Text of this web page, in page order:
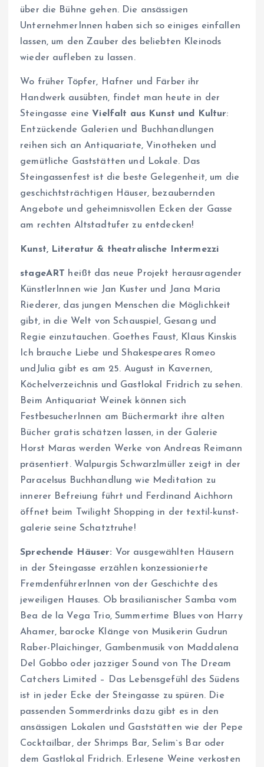
über die Bühne gehen. Die ansässigen
UnternehmerInnen haben sich so einiges einfallen
lassen, um den Zauber des beliebten Kleinods
wieder aufleben zu lassen.
Wo früher Töpfer, Hafner und Färber ihr
Handwerk ausübten, findet man heute in der
Steingasse eine Vielfalt aus Kunst und Kultur:
Entzückende Galerien und Buchhandlungen
reihen sich an Antiquariate, Vinotheken und
gemütliche Gaststätten und Lokale. Das
Steingassenfest ist die beste Gelegenheit, um die
geschichtsträchtigen Häuser, bezaubernden
Angebote und geheimnisvollen Ecken der Gasse
am rechten Altstadtufer zu entdecken!
Kunst, Literatur & theatralische Intermezzi
stageART heißt das neue Projekt herausragender
KünstlerInnen wie Jan Kuster und Jana Maria
Riederer, das jungen Menschen die Möglichkeit
gibt, in die Welt von Schauspiel, Gesang und
Regie einzutauchen. Goethes Faust, Klaus Kinskis
Ich brauche Liebe und Shakespeares Romeo
undJulia gibt es am 25. August in Kavernen,
Köchelverzeichnis und Gastlokal Fridrich zu sehen.
Beim Antiquariat Weinek können sich
FestbesucherInnen am Büchermarkt ihre alten
Bücher gratis schätzen lassen, in der Galerie
Horst Maras werden Werke von Andreas Reimann
präsentiert. Walpurgis Schwarzlmüller zeigt in der
Paracelsus Buchhandlung wie Meditation zu
innerer Befreiung führt und Ferdinand Aichhorn
öffnet beim Twilight Shopping in der textil-kunst-
galerie seine Schatztruhe!
Sprechende Häuser: Vor ausgewählten Häusern
in der Steingasse erzählen konzessionierte
FremdenführerInnen von der Geschichte des
jeweiligen Hauses. Ob brasilianischer Samba vom
Bea de la Vega Trio, Summertime Blues von Harry
Ahamer, barocke Klänge von Musikerin Gudrun
Raber-Plaichinger, Gambenmusik von Maddalena
Del Gobbo oder jazziger Sound von The Dream
Catchers Limited – Das Lebensgefühl des Südens
ist in jeder Ecke der Steingasse zu spüren. Die
passenden Sommerdrinks dazu gibt es in den
ansässigen Lokalen und Gaststätten wie der Pepe
Cocktailbar, der Shrimps Bar, Selim`s Bar oder
dem Gastlokal Fridrich. Erlesene Weine verkosten